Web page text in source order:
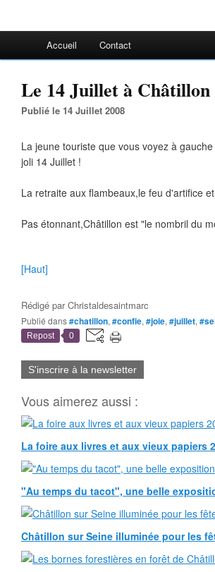
Accueil Contact
Le 14 Juillet à Châtillon
Publié le 14 Juillet 2008
La jeune touriste que vous voyez à
joli 14 Juillet !
La retraite aux flambeaux,le feu d'artifice
Pas étonnant,Châtillon est "le nombril du
[Haut]
Rédigé parChristaldesaintmarc
Publié dans#chatillon, #confie, #joie, #juillet,
Repost 0
S'inscrire à la newsletter
Vous aimerez aussi :
La foire aux livres et aux vieux papiers
"Au temps du tacot", une belle
Châtillon sur Seine illuminée pour les